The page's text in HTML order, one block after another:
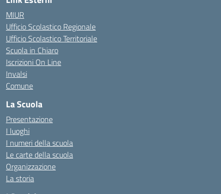
MIUR
Ufficio Scolastico Regionale
Ufficio Scolastico Territoriale
Scuola in Chiaro
Iscrizioni On Line
Invalsi
Comune
La Scuola
Presentazione
I luoghi
I numeri della scuola
Le carte della scuola
Organizzazione
La storia